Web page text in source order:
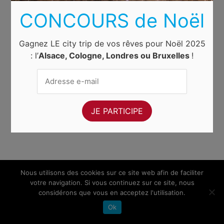
Nous utilisons des cookies sur ce site web afin de faciliter
votre navigation. Si vous continuez sur ce site, nous
considérons que vous en acceptez l'utilisation.
Ok
CONCOURS de Noël
Gagnez LE city trip de vos rêves pour Noël 2025
: l’Alsace, Cologne, Londres ou Bruxelles !